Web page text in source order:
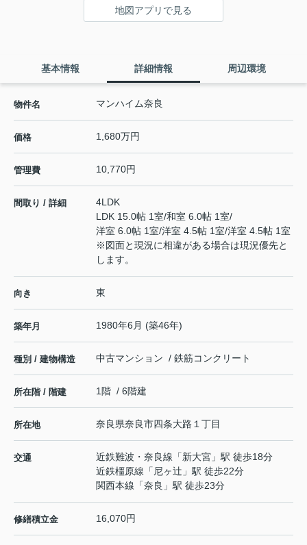
地図アプリで見る
基本情報 詳細情報 周辺環境
物件名 マンハイム奈良
価格 1,680万円
管理費 10,770円
間取り / 詳細
4LDK
LDK 15.0帖 1室/和室 6.0帖 1室/
洋室 6.0帖 1室/洋室 4.5帖 1室/洋室 4.5帖 1室
※図面と現況に相違がある場合は現況優先と
します。
向き 東
築年月 1980年6月 (築46年)
種別 / 建物構造 中古マンション / 鉄筋コンクリート
所在階 / 階建 1階 / 6階建
所在地 奈良県奈良市四条大路 １丁目
交通 近鉄難波・奈良線 「新大宮 」駅 徒歩18分
近鉄橿原線 「 尼ヶ辻 」駅 徒歩22分
関西本線 「奈良 」駅 徒歩23分
修繕積立金 16,070円